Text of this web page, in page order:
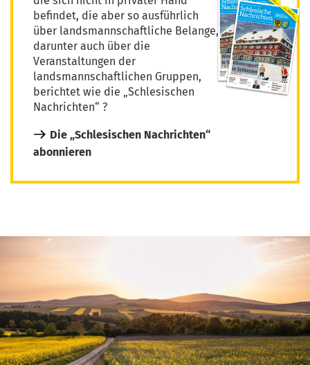
befindet, die aber so ausführlich
über landsmannschaftliche Belange,
darunter auch über die
Veranstaltungen der
landsmannschaftlichen Gruppen,
berichtet wie die „Schlesischen
Nachrichten“ ?
Die „Schlesischen Nachrichten“
abonnieren